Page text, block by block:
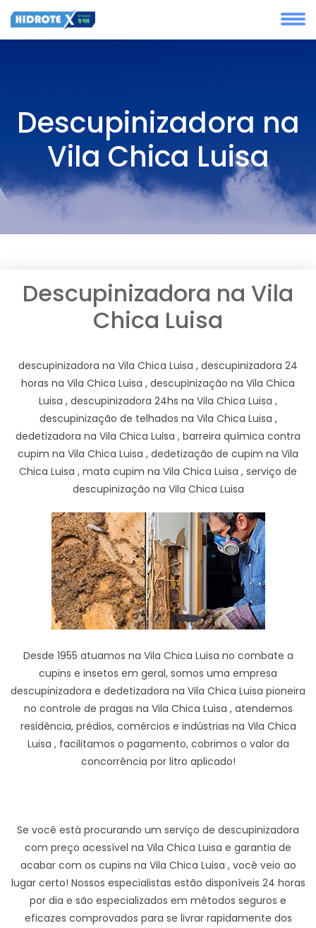
Descupinizadora na
Vila Chica Luisa
Descupinizadora na Vila
Chica Luisa
descupinizadora na Vila Chica Luisa , descupinizadora 24
horas na Vila Chica Luisa , descupinização na Vila Chica
Luisa , descupinizadora 24hs na Vila Chica Luisa ,
descupinização de telhados na Vila Chica Luisa ,
dedetizadora na Vila Chica Luisa , barreira química contra
cupim na Vila Chica Luisa , dedetização de cupim na Vila
Chica Luisa , mata cupim na Vila Chica Luisa , serviço de
descupinização na Vila Chica Luisa
Desde 1955 atuamos na Vila Chica Luisa no combate a
cupins e insetos em geral, somos uma empresa
descupinizadora e dedetizadora na Vila Chica Luisa pioneira
no controle de pragas na Vila Chica Luisa , atendemos
residência, prédios, comércios e indústrias na Vila Chica
Luisa , facilitamos o pagamento, cobrimos o valor da
concorrência por litro aplicado!
Se você está procurando um serviço de descupinizadora
com preço acessível na Vila Chica Luisa e garantia de
acabar com os cupins na Vila Chica Luisa , você veio ao
lugar certo! Nossos especialistas estão disponíveis 24 horas
por dia e são especializados em métodos seguros e
eficazes comprovados para se livrar rapidamente dos